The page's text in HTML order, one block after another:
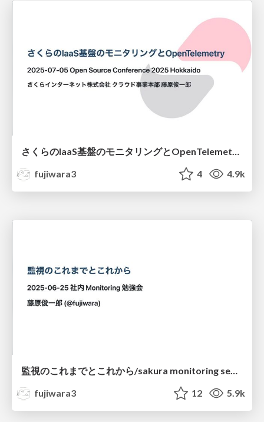
さくらのIaaS基盤のモニタリングとOpenTelemetry/OSC Hokkaido 2025
fujiwara3
4 4.9k
監視のこれまでとこれから/sakura monitoring seminar 2025
fujiwara3
12 5.9k